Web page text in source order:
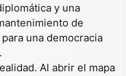
y una
de
una democracia
Al abrir el mapa